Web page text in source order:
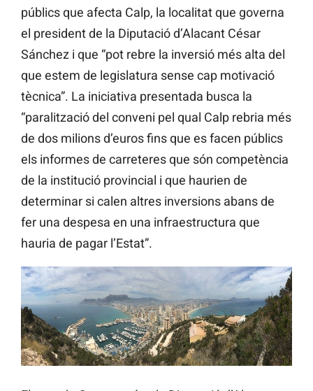
públics que afecta Calp, la localitat que governa
el president de la Diputació d’Alacant César
Sánchez i que “pot rebre la inversió més alta del
que estem de legislatura sense cap motivació
tècnica”. La iniciativa presentada busca la
“paralització del conveni pel qual Calp rebria més
de dos milions d’euros fins que es facen públics
els informes de carreteres que són competència
de la institució provincial i que haurien de
determinar si calen altres inversions abans de
fer una despesa en una infraestructura que
hauria de pagar l’Estat”.